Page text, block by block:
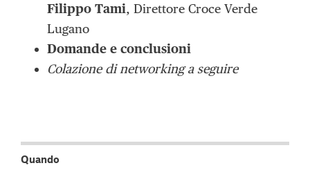
Filippo Tami, Direttore Croce Verde
Lugano
Domande e conclusioni
Colazione di networking a seguire
Quando